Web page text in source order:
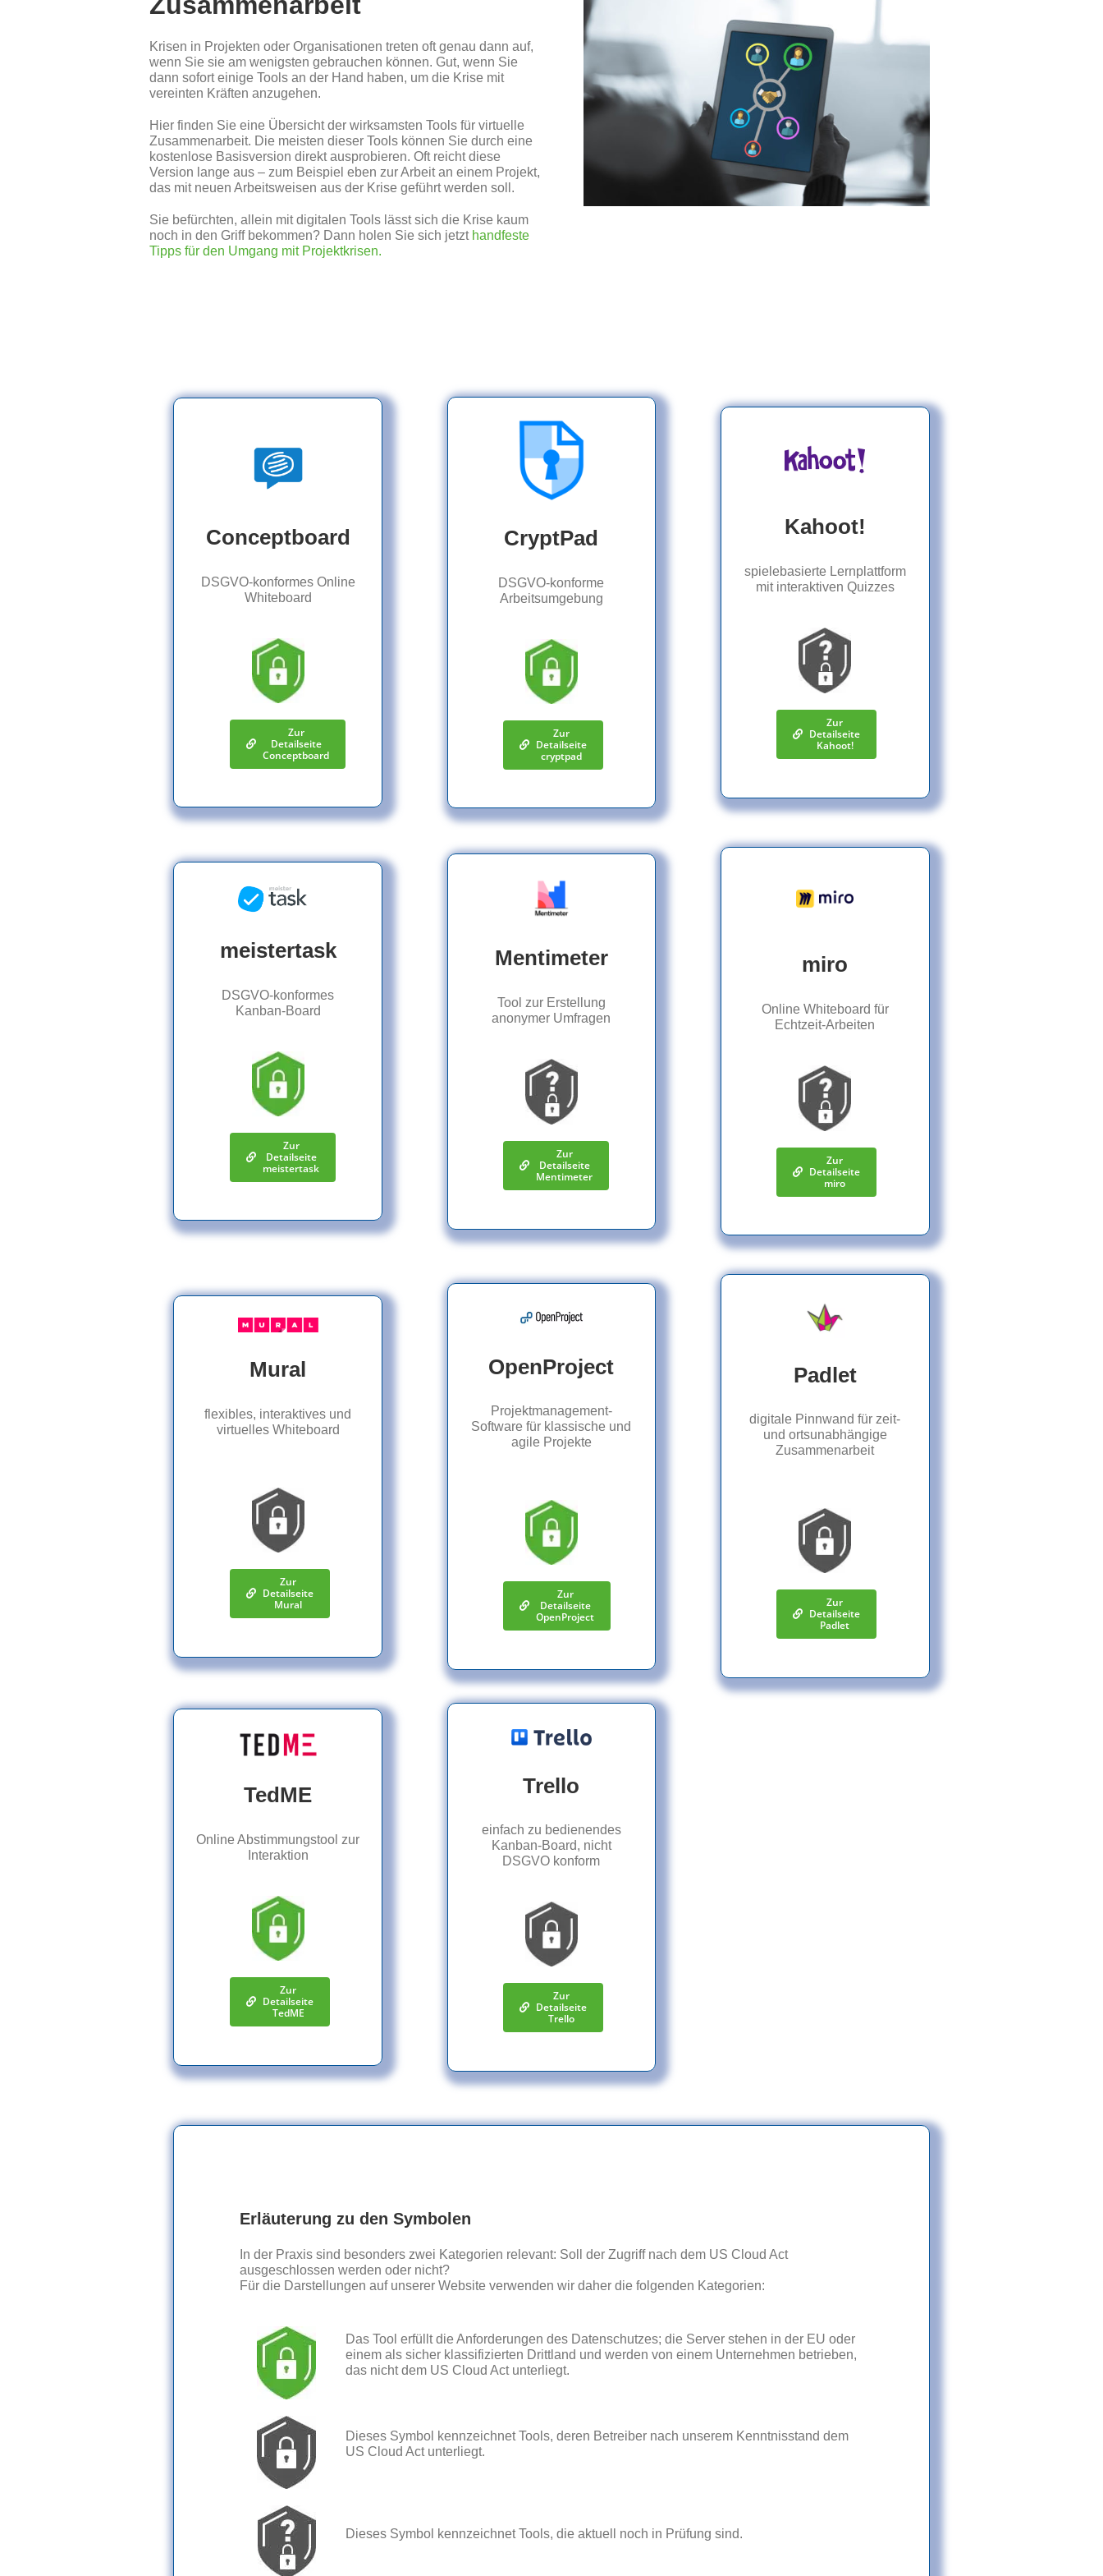
Krisen in Projekten oder Organisationen treten oft genau dann auf,
wenn Sie sie am wenigsten gebrauchen können. Gut, wenn Sie
dann sofort einige Tools an der Hand haben, um die Krise mit
vereinten Kräften anzugehen.
Hier finden Sie eine Übersicht der wirksamsten Tools für virtuelle
Zusammenarbeit. Die meisten dieser Tools können Sie durch eine
kostenlose Basisversion direkt ausprobieren. Oft reicht diese
Version lange aus – zum Beispiel eben zur Arbeit an einem Projekt,
das mit neuen Arbeitsweisen aus der Krise geführt werden soll.
Sie befürchten, allein mit digitalen Tools lässt sich die Krise kaum
noch in den Griff bekommen? Dann holen Sie sich jetzt handfeste
Tipps für den Umgang mit Projektkrisen.
Conceptboard
DSGVO-konformes Online
Whiteboard
Zur
Detailseite
Conceptboard
CryptPad
DSGVO-konforme
Arbeitsumgebung
Zur
Detailseite
cryptpad
Kahoot!
spielebasierte Lernplattform
mit interaktiven Quizzes
Zur
Detailseite
Kahoot!
meistertask
DSGVO-konformes
Kanban-Board
Zur
Detailseite
meistertask
Mentimeter
Tool zur Erstellung
anonymer Umfragen
Zur
Detailseite
Mentimeter
miro
Online Whiteboard für
Echtzeit-Arbeiten
Zur
Detailseite
miro
Mural
flexibles, interaktives und
virtuelles Whiteboard
Zur
Detailseite
Mural
OpenProject
Projektmanagement-
Software für klassische und
agile Projekte
Zur
Detailseite
OpenProject
Padlet
digitale Pinnwand für zeit-
und ortsunabhängige
Zusammenarbeit
Zur
Detailseite
Padlet
TedME
Online Abstimmungstool zur
Interaktion
Zur
Detailseite
TedME
Trello
einfach zu bedienendes
Kanban-Board, nicht
DSGVO konform
Zur
Detailseite
Trello
Erläuterung zu den Symbolen
In der Praxis sind besonders zwei Kategorien relevant: Soll der Zugriff nach dem US Cloud Act
ausgeschlossen werden oder nicht?
Für die Darstellungen auf unserer Website verwenden wir daher die folgenden Kategorien:
Das Tool erfüllt die Anforderungen des Datenschutzes; die Server stehen in der EU oder
einem als sicher klassifizierten Drittland und werden von einem Unternehmen betrieben,
das nicht dem US Cloud Act unterliegt.
Dieses Symbol kennzeichnet Tools, deren Betreiber nach unserem Kenntnisstand dem
US Cloud Act unterliegt.
Dieses Symbol kennzeichnet Tools, die aktuell noch in Prüfung sind.